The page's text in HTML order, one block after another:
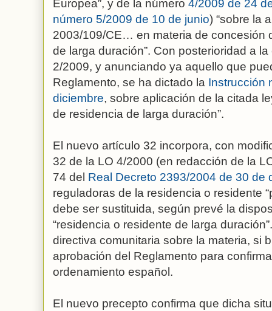
Europea”, y de la número 4/2009 de 24
número 5/2009 de 10 de junio) “sobre la
2003/109/CE… en materia de concesión
de larga duración”. Con posterioridad a
2/2009, y anunciando ya aquello que
Reglamento, se ha dictado la Instrucción
diciembre, sobre aplicación de la citada
de residencia de larga duración”.
El nuevo artículo 32 incorpora, con
32 de la LO 4/2000 (en redacción de la
74 del Real Decreto 2393/2004 de 30 de
reguladoras de la residencia o residente
debe ser sustituida, según prevé la
“residencia o residente de larga
directiva comunitaria sobre la materia, si
aprobación del Reglamento para
ordenamiento español.
El nuevo precepto confirma que dicha